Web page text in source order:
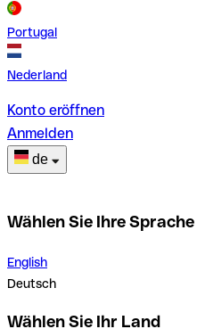
Portugal
Nederland
Konto eröffnen
Anmelden
de
Wählen Sie Ihre Sprache
English
Deutsch
Wählen Sie Ihr Land